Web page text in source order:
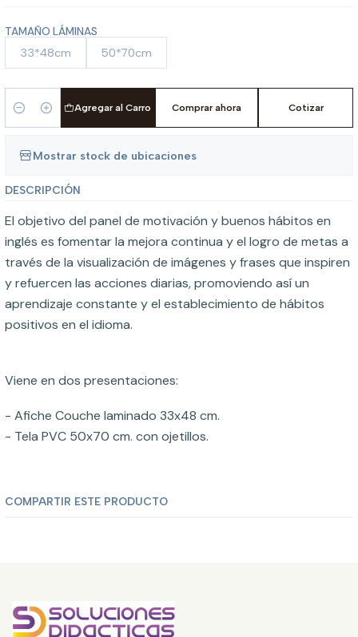
TAMAÑO LÁMINAS
33*48cm 50*70cm
Cantidad
Agregar al Carro Comprar ahora Cotizar
Mostrar stock de ubicaciones
DESCRIPCIÓN
El objetivo del panel de motivación y buenos hábitos en
inglés es fomentar la mejora continua y el logro de metas a
través de la visualización de imágenes y frases que inspiren
y refuercen las acciones diarias, promoviendo así un
aprendizaje constante y el establecimiento de hábitos
positivos en el idioma.
Viene en dos presentaciones:
- Afiche Couche laminado 33x48 cm.
- Tela PVC 50x70 cm. con ojetillos.
COMPARTIR ESTE PRODUCTO